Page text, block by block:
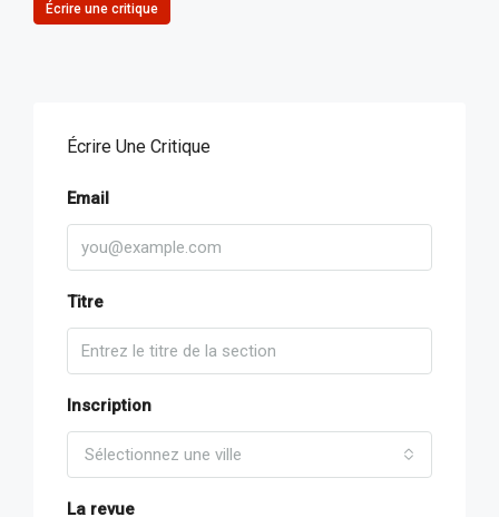
Écrire une critique
Écrire Une Critique
Email
Titre
Inscription
Sélectionnez une ville
La revue